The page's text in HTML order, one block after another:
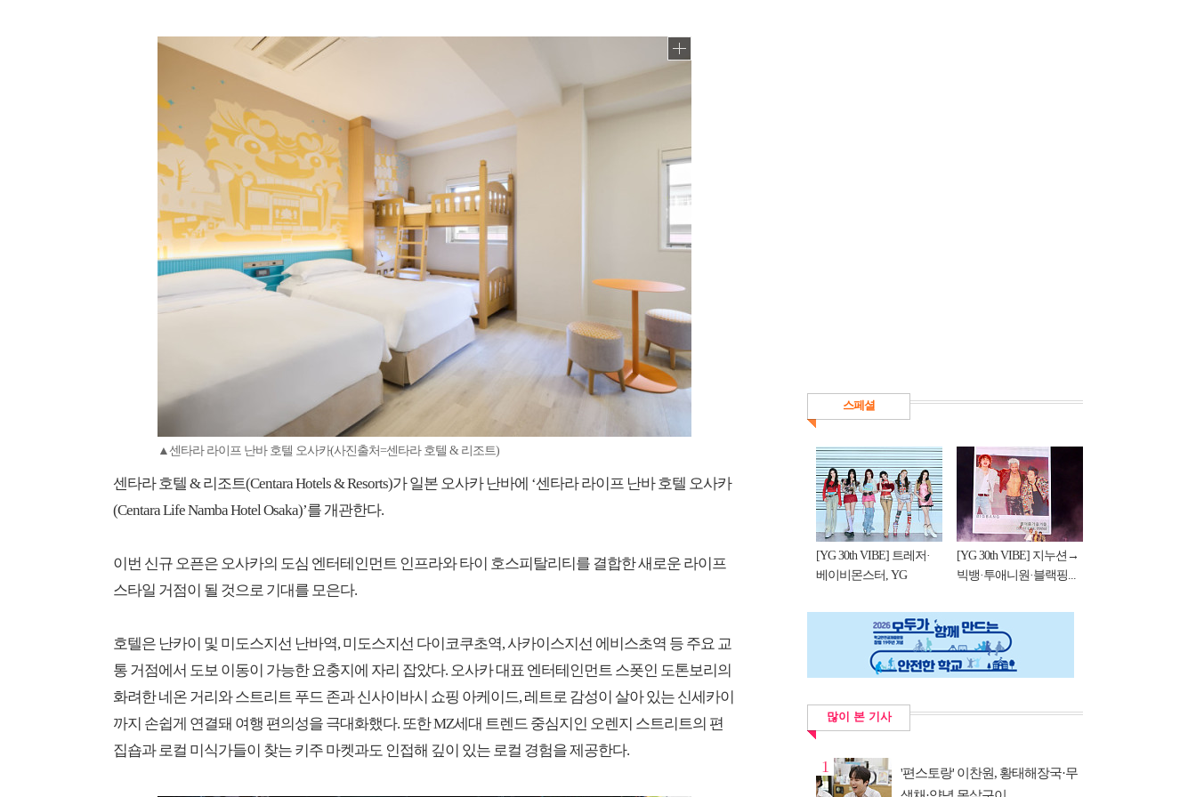
▲센타라 라이프 난바 호텔 오사카(사진출처=센타라 호텔 & 리조트)
센타라 호텔 & 리조트(Centara Hotels & Resorts)가 일본 오사카 난바에 ‘센타라 라이프 난바 호텔 오사카
(Centara Life Namba Hotel Osaka)’를 개관한다.
이번 신규 오픈은 오사카의 도심 엔터테인먼트 인프라와 타이 호스피탈리티를 결합한 새로운 라이프
스타일 거점이 될 것으로 기대를 모은다.
호텔은 난카이 및 미도스지선 난바역, 미도스지선 다이코쿠초역, 사카이스지선 에비스초역 등 주요 교
통 거점에서 도보 이동이 가능한 요충지에 자리 잡았다. 오사카 대표 엔터테인먼트 스폿인 도톤보리의
화려한 네온 거리와 스트리트 푸드 존과 신사이바시 쇼핑 아케이드, 레트로 감성이 살아 있는 신세카이
까지 손쉽게 연결돼 여행 편의성을 극대화했다. 또한 MZ세대 트렌드 중심지인 오렌지 스트리트의 편
집숍과 로컬 미식가들이 찾는 키주 마켓과도 인접해 깊이 있는 로컬 경험을 제공한다.
스페셜
[YG 30th VIBE] 트레저·
베이비몬스터, YG
[YG 30th VIBE] 지누션→
빅뱅·투애니원·블랙핑...
많이 본 기사
1
'편스토랑' 이찬원, 황태해장국·무